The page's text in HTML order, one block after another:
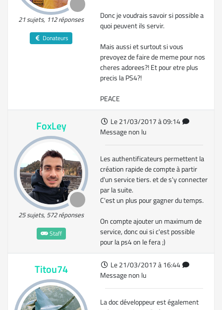
21 sujets, 112 réponses
Donateurs
Donc je voudrais savoir si possible a
quoi peuvent ils servir.
Mais aussi et surtout si vous
prevoyez de faire de meme pour nos
cheres adorees?! Et pour etre plus
precis la PS4?!
PEACE
FoxLey
25 sujets, 572 réponses
Staff
Le 21/03/2017 à 09:14
Message non lu
Les authentificateurs permettent la
création rapide de compte à partir
d'un service tiers. et de s'y connecter
par la suite.
C'est un plus pour gagner du temps.
On compte ajouter un maximum de
service, donc oui si c'est possible
pour la ps4 on le fera ;)
Titou74
Le 21/03/2017 à 16:44
Message non lu
La doc développeur est également